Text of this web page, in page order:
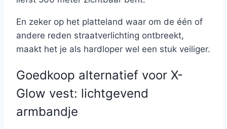
En zeker op het platteland waar om de één of
andere reden straatverlichting ontbreekt,
maakt het je als hardloper wel een stuk veiliger.
Goedkoop alternatief voor X-
Glow vest: lichtgevend
armbandje